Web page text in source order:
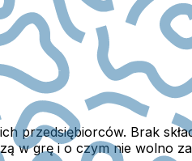
przedsiębiorców. Brak
w grę i o czym nie wolno